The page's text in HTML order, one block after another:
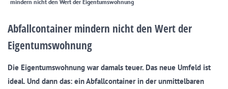
mindern nicht den Wert der Eigentumswohnung
Abfallcontainer mindern nicht den Wert der
Eigentumswohnung
Die Eigentumswohnung war damals teuer. Das neue Umfeld ist
ideal. Und dann das: ein Abfallcontainer in der unmittelbaren